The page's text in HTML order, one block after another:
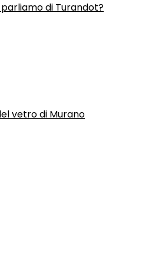
parliamo di Turandot?
vetro di Murano